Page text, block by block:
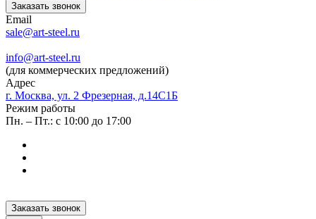
Заказать звонок
Email
sale@art-steel.ru
info@art-steel.ru
(для коммерческих предложений)
Адрес
г. Москва, ул. 2 Фрезерная, д.14С1Б
Режим работы
Пн. – Пт.: с 10:00 до 17:00
Заказать звонок